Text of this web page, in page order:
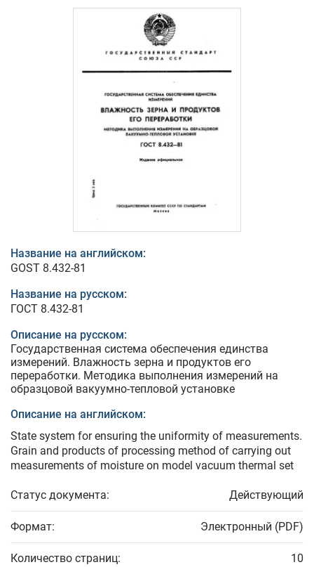
Название на английском:
GOST 8.432-81
Название на русском:
ГОСТ 8.432-81
Описание на русском:
Государственная система обеспечения единства
измерений. Влажность зерна и продуктов его
переработки. Методика выполнения измерений на
образцовой вакуумно-тепловой установке
Описание на английском:
State system for ensuring the uniformity of measurements.
Grain and products of processing method of carrying out
measurements of moisture on model vacuum thermal set
Статус документа: Действующий
Формат: Электронный (PDF)
Количество страниц: 10